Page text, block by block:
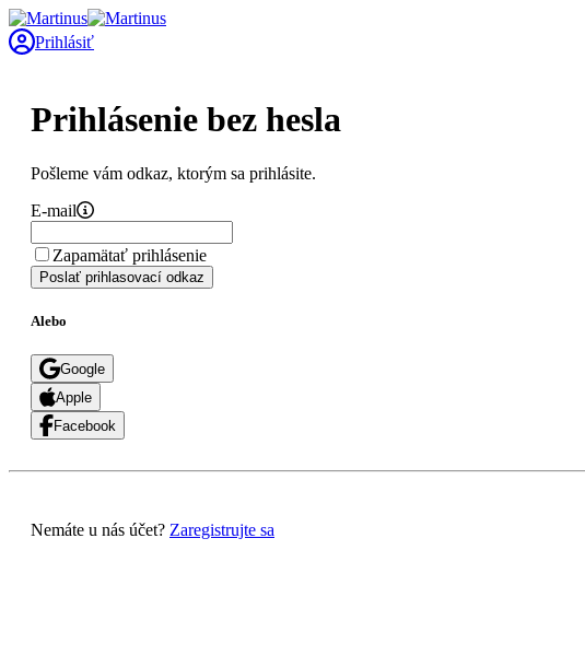
Prihlásiť
Prihlásenie bez hesla
Pošleme vám odkaz, ktorým sa prihlásite.
E-mail
Zapamätať prihlásenie
Poslať prihlasovací odkaz
Alebo
Google
Apple
Facebook
Nemáte u nás účet? Zaregistrujte sa